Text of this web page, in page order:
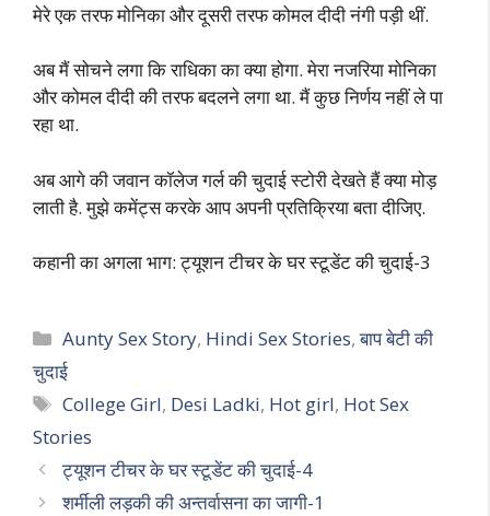
मेरे एक तरफ मोनिका और दूसरी तरफ कोमल दीदी नंगी पड़ी थीं.
अब मैं सोचने लगा कि राधिका का क्या होगा. मेरा नजरिया मोनिका
और कोमल दीदी की तरफ बदलने लगा था. मैं कुछ निर्णय नहीं ले पा
रहा था.
अब आगे की जवान कॉलेज गर्ल की चुदाई स्टोरी देखते हैं क्या मोड़
लाती है. मुझे कमेंट्स करके आप अपनी प्रतिक्रिया बता दीजिए.
कहानी का अगला भाग: ट्यूशन टीचर के घर स्टूडेंट की चुदाई-3
Categories
Aunty Sex Story, Hindi Sex Stories,बाप बेटी की
चुदाई
Tags
College Girl, Desi Ladki, Hot girl, Hot Sex
Stories
ट्यूशन टीचर के घर स्टूडेंट की चुदाई-4
शर्मीली लड़की की अन्तर्वासना का जागी-1